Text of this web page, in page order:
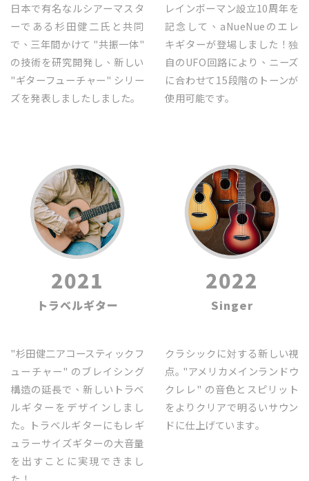
日本で有名なルシアーマスタ
ーである杉田健二氏と共同
で、三年間かけて "共振一体"
の技術を研究開発し、新しい
"ギターフューチャー" シリー
ズを発表しましたしました｡
レインボーマン設立10周年を
記念して、aNueNueのエレ
キギターが登場しました！独
自のUFO回路により、ニーズ
に合わせて15段階のトーンが
使用可能です｡
2021
トラベルギター
"杉田健二アコースティックフ
ューチャー" のブレイシング
構造の延長で、新しいトラベ
ルギターをデザインしまし
た｡ トラベルギターにもレギ
ュラーサイズギターの大音量
を出すことに実現できまし
2022
Singer
クラシックに対する新しい視
点｡ "アメリカメインランドウ
クレレ" の音色とスピリット
をよりクリアで明るいサウン
ドに仕上げています｡